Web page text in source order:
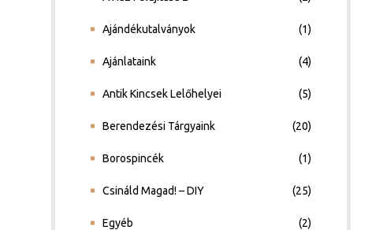
Ajándékutalványok (1)
Ajánlataink (4)
Antik Kincsek Lelőhelyei (5)
Berendezési Tárgyaink (20)
Borospincék (1)
Csináld Magad! – DIY (25)
Egyéb (2)